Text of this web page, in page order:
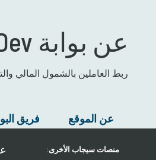
عن بوابة FinDev
ربط العاملين بالشمول المالي
عن الموقع فريق
منصات سيجاب الأخرى: